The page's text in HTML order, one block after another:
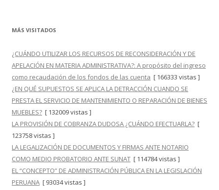
MÁS VISITADOS
¿CUÁNDO UTILIZAR LOS RECURSOS DE RECONSIDERACIÓN Y DE
APELACIÓN EN MATERIA ADMINISTRATIVA?: A propósito del ingreso
como recaudación de los fondos de las cuenta [ 166333 vistas ]
¿EN QUÉ SUPUESTOS SE APLICA LA DETRACCIÓN CUANDO SE
PRESTA EL SERVICIO DE MANTENIMIENTO O REPARACIÓN DE BIENES
MUEBLES? [ 132009 vistas ]
LA PROVISIÓN DE COBRANZA DUDOSA ¿CUÁNDO EFECTUARLA? [
123758 vistas ]
LA LEGALIZACIÓN DE DOCUMENTOS Y FIRMAS ANTE NOTARIO
COMO MEDIO PROBATORIO ANTE SUNAT [ 114784 vistas ]
EL “CONCEPTO” DE ADMINISTRACIÓN PÚBLICA EN LA LEGISLACIÓN
PERUANA [ 93034 vistas ]